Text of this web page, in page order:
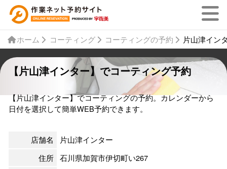
ホーム コーティング コーティングの予約 片山津イン
【片山津インター】でコーティング予約
【片山津インター】でコーティングの予約。カレンダーから
日付を選択して簡単WEB予約できます。
店舗名
片山津インター
住所 石川県加賀市伊切町い267